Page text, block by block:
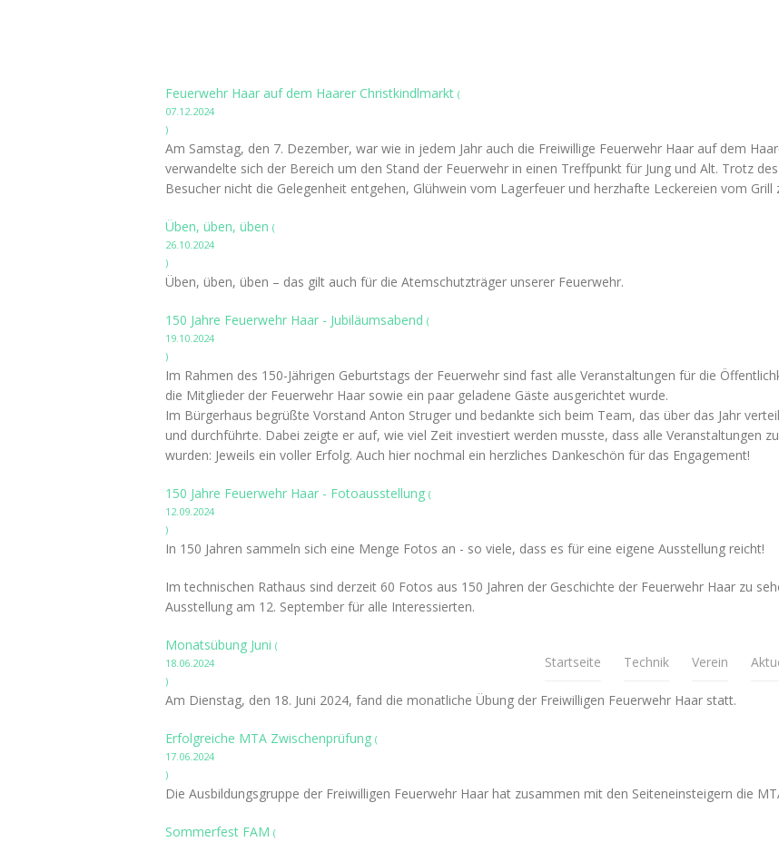
Startseite Technik Verein
Feuerwehr Haar auf dem Haarer Christkindlmarkt (
07.12.2024
)
Am Samstag, den 7. Dezember, war wie in jedem Jahr auch die Freiwillige Feuerwehr Haar auf dem
verwandelte sich der Bereich um den Stand der Feuerwehr in einen Treffpunkt für Jung und Alt. Trotz
Besucher nicht die Gelegenheit entgehen, Glühwein vom Lagerfeuer und herzhafte Leckereien vom Grill
Üben, üben, üben (
26.10.2024
)
Üben, üben, üben – das gilt auch für die Atemschutzträger unserer Feuerwehr.
150 Jahre Feuerwehr Haar - Jubiläumsabend (
19.10.2024
)
Im Rahmen des 150-Jährigen Geburtstags der Feuerwehr sind fast alle Veranstaltungen für die
die Mitglieder der Feuerwehr Haar sowie ein paar geladene Gäste ausgerichtet wurde.
Im Bürgerhaus begrüßte Vorstand Anton Struger und bedankte sich beim Team, das über das Jahr
und durchführte. Dabei zeigte er auf, wie viel Zeit investiert werden musste, dass alle Veranstaltungen
wurden: Jeweils ein voller Erfolg. Auch hier nochmal ein herzliches Dankeschön für das Engagement!
150 Jahre Feuerwehr Haar - Fotoausstellung (
12.09.2024
)
In 150 Jahren sammeln sich eine Menge Fotos an - so viele, dass es für eine eigene Ausstellung reicht!
Im technischen Rathaus sind derzeit 60 Fotos aus 150 Jahren der Geschichte der Feuerwehr Haar zu
Ausstellung am 12. September für alle Interessierten.
Monatsübung Juni (
18.06.2024
)
Am Dienstag, den 18. Juni 2024, fand die monatliche Übung der Freiwilligen Feuerwehr Haar statt.
Erfolgreiche MTA Zwischenprüfung (
17.06.2024
)
Die Ausbildungsgruppe der Freiwilligen Feuerwehr Haar hat zusammen mit den Seiteneinsteigern die
Sommerfest FAM (